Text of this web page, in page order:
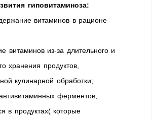
гиповитаминоза:
витаминов в рационе
витаминов из-за длительного и
хранения продуктов,
кулинарной обработки;
ферментов,
в продуктах( которые